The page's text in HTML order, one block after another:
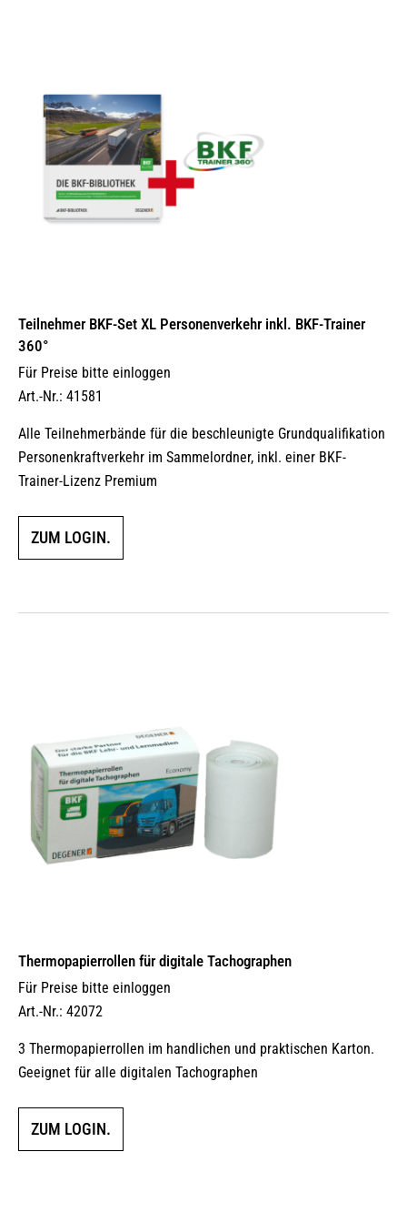
Teilnehmer BKF-Set XL Personenverkehr inkl. BKF-Trainer
360°
Für Preise bitte einloggen
Art.-Nr.: 41581
Alle Teilnehmerbände für die beschleunigte Grundqualifikation
Personenkraftverkehr im Sammelordner, inkl. einer BKF-
Trainer-Lizenz Premium
ZUM LOGIN.
Thermopapierrollen für digitale Tachographen
Für Preise bitte einloggen
Art.-Nr.: 42072
3 Thermopapierrollen im handlichen und praktischen Karton.
Geeignet für alle digitalen Tachographen
ZUM LOGIN.